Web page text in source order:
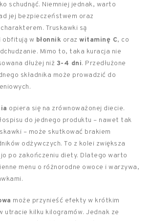
schudnąć. Niemniej jednak, warto
jej bezpieczeństwem oraz
Truskawki są
obfitują w błonnik oraz witaminę C, co
Mimo to, taka kuracja nie
dłużej niż 3-4 dni. Przedłużone
składnika może prowadzić do
opiera się na zrównoważonej diecie.
do jednego produktu – nawet tak
– może skutkować brakiem
odżywczych. To z kolei zwiększa
po zakończeniu diety. Dlatego warto
menu o różnorodne owoce i warzywa,
może przynieść efekty w krótkim
utracie kilku kilogramów. Jednak ze